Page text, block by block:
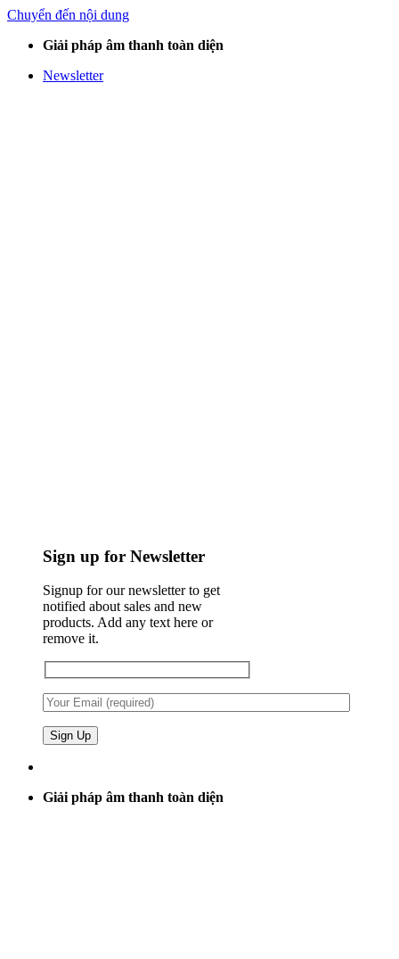
Chuyển đến nội dung
Giải pháp âm thanh toàn diện
Newsletter
Sign up for Newsletter
Signup for our newsletter to get
notified about sales and new
products. Add any text here or
remove it.
Giải pháp âm thanh toàn diện